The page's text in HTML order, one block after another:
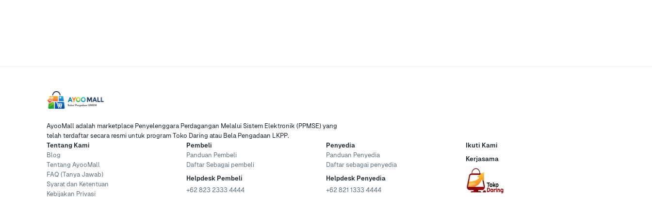
AyooMall adalah marketplace Penyelenggara Perdagangan Melalui Sistem Elektronik (PPMSE) yang
telah terdaftar secara resmi untuk program Toko Daring atau Bela Pengadaan LKPP.
Tentang Kami
Blog
Tentang AyooMall
FAQ (Tanya Jawab)
Syarat dan Ketentuan
Kebijakan Privasi
Pembeli
Panduan Pembeli
Daftar Sebagai pembeli
Helpdesk Pembeli
+62 823 2333 4444
Penyedia
Panduan Penyedia
Daftar sebagai penyedia
Helpdesk Penyedia
+62 821 1333 4444
Ikuti Kami
Kerjasama